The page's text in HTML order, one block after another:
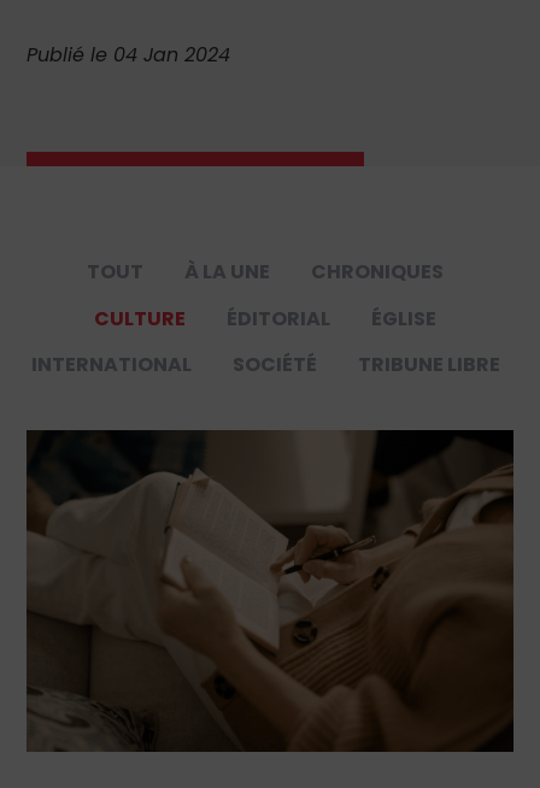
Publié le 04 Jan 2024
TOUT À LA UNE
CHRONIQUES
CULTURE
ÉDITORIAL
ÉGLISE
INTERNATIONAL
SOCIÉTÉ TRIBUNE LIBRE